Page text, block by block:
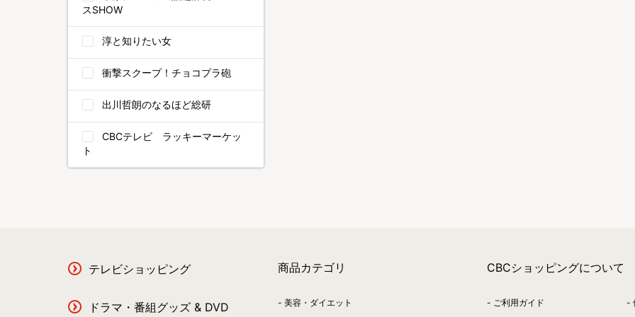
スSHOW
淳と知りたい女
衝撃スクープ！チョコプラ砲
出川哲朗のなるほど総研
CBCテレビ ラッキーマーケッ
ト
テレビショッピング
ドラマ・番組グッズ & DVD
商品カテゴリ
美容・ダイエット
CBCショッピングについて
ご利用ガイド